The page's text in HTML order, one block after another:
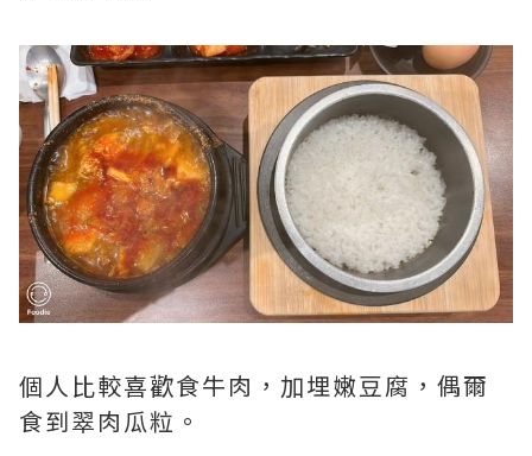
個人比較喜歡食牛肉，加埋嫩豆腐，偶爾
食到翠肉瓜粒。